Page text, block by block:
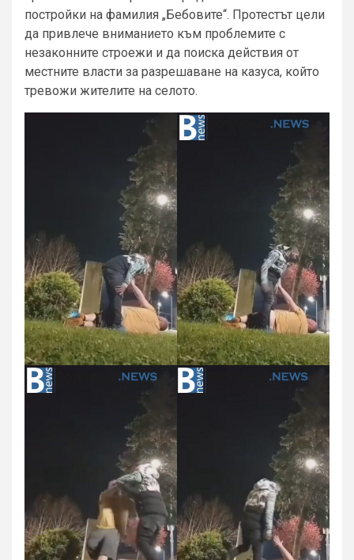
постройки на фамилия „Бебовите“. Протестът цели
да привлече вниманието към проблемите с
незаконните строежи и да поиска действия от
местните власти за разрешаване на казуса, който
тревожи жителите на селото.